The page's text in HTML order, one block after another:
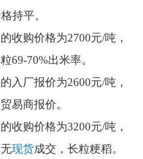
持平。
购价格为2700元/吨，
69-70%出米率。
厂报价为2600元/吨，
易商报价。
购价格为3200元/吨，
现货成交，长粒粳稻。